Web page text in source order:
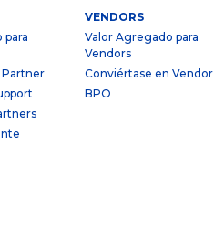
para
VENDORS
Valor Agregado para
Vendors
Conviértase en Vendor
BPO